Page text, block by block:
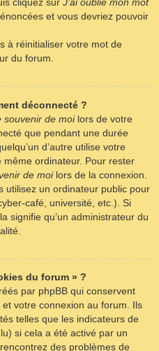
cliquez sur J’ai oublié mon mot
et vous devriez pouvoir
à réinitialiser votre mot de
du forum.
déconnecté ?
souvenir de moilors de votre
que pendant une durée
d’autre utilise votre
ordinateur. Pour rester
de moilors de la connexion.
utilisez un ordinateur public pour
café, université, etc.). Si
signifie qu’un administrateur du
du forum » ?
par phpBB qui conservent
votre connexion au forum. Ils
telles que les indicateurs de
si cela a été activé par un
des problèmes de